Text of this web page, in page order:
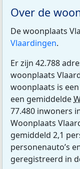
Over de
De woonplaats
Vlaardingen.
Er zijn 42.788
woonplaats
woonplaats is
een gemiddelde
77.480 inwoners
Woonplaats
gemiddeld 2,1
personenauto’s
geregistreerd in